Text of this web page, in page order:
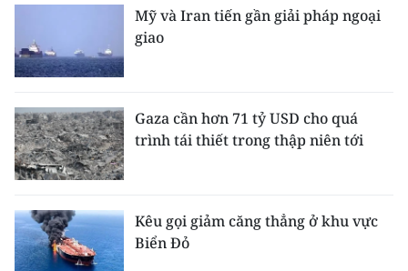
Mỹ và Iran tiến gần giải pháp ngoại
giao
Gaza cần hơn 71 tỷ USD cho quá
trình tái thiết trong thập niên tới
Kêu gọi giảm căng thẳng ở khu vực
Biển Đỏ